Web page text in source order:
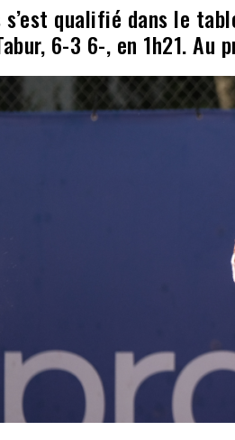
s’est qualifié dans le
6-3 6-, en 1h21.